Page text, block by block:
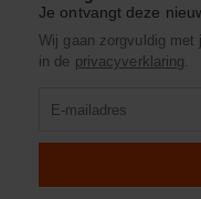
Je ontvangt deze
Wij gaan zorgvuldig met
in de privacyverklaring.